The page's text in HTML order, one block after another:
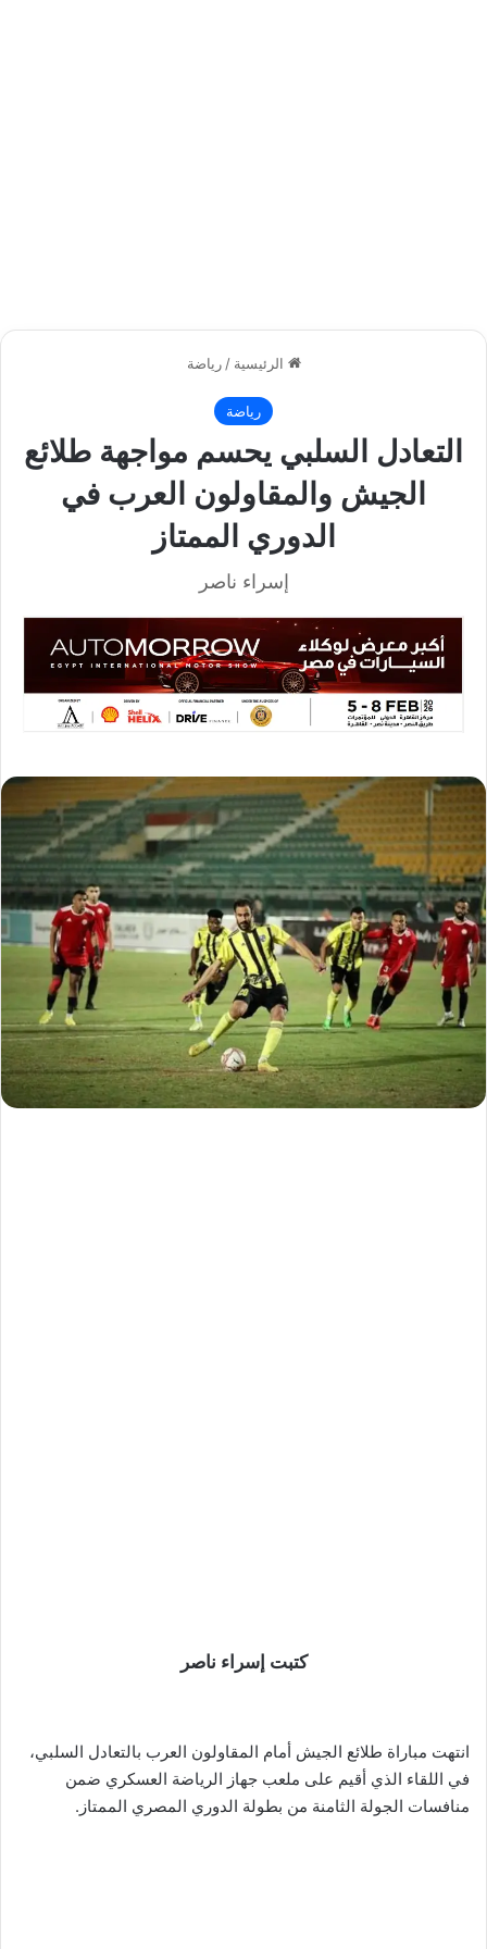
الرئيسية / رياضة
رياضة
التعادل السلبي يحسم مواجهة طلائع
الجيش والمقاولون العرب في
الدوري الممتاز
إسراء ناصر
كتبت إسراء ناصر
انتهت مباراة طلائع الجيش أمام المقاولون العرب بالتعادل السلبي،
في اللقاء الذي أقيم على ملعب جهاز الرياضة العسكري ضمن
منافسات الجولة الثامنة من بطولة الدوري المصري الممتاز.